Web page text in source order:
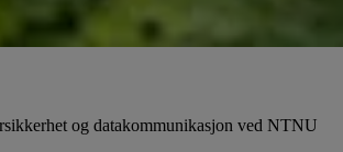
og datakommunikasjon ved NTNU